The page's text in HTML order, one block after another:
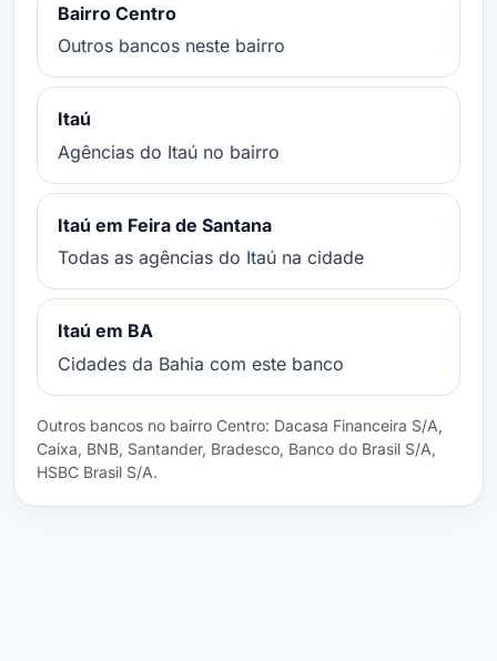
Bairro Centro
Outros bancos neste bairro
Itaú
Agências do Itaú no bairro
Itaú em Feira de Santana
Todas as agências do Itaú na cidade
Itaú em BA
Cidades da Bahia com este banco
Outros bancos no bairro Centro: Dacasa Financeira S/A,
Caixa, BNB, Santander, Bradesco, Banco do Brasil S/A,
HSBC Brasil S/A.